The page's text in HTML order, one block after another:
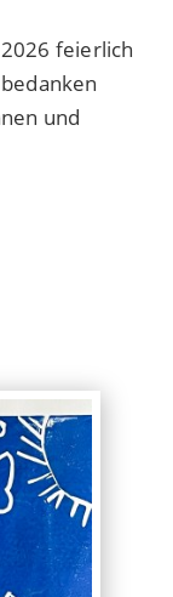
feierlich
und